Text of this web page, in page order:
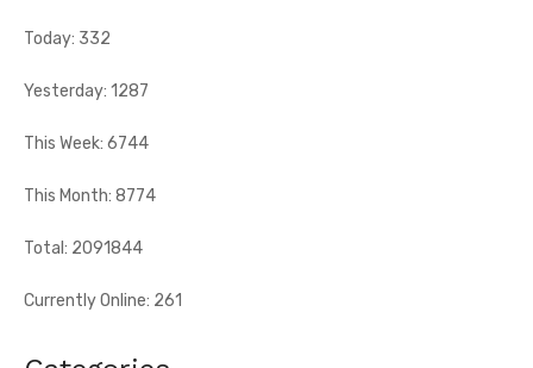
Today: 332
Yesterday: 1287
This Week: 6744
This Month: 8774
Total: 2091844
Currently Online: 261